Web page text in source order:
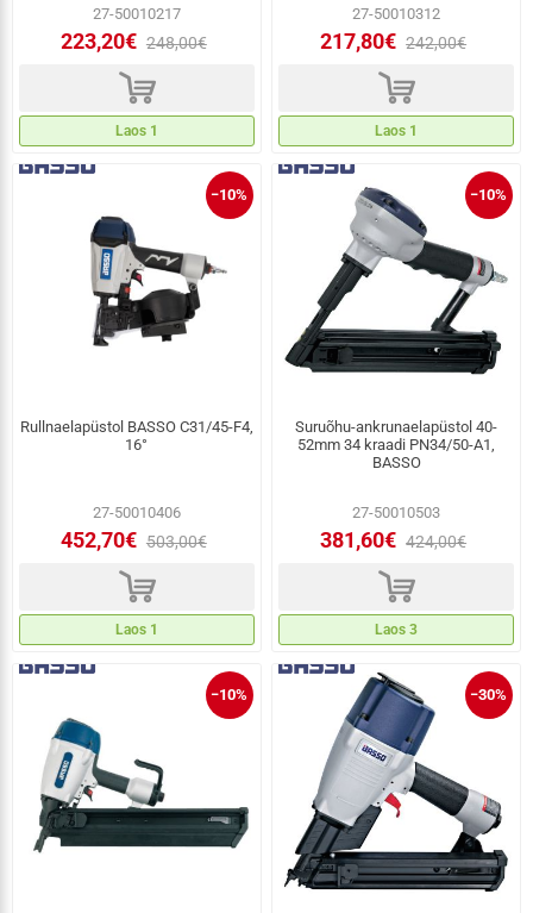
27-50010217
223,20€ 248,00€
d
Laos 1
27-50010312
217,80€ 242,00€
d
Laos 1
−10%
Rullnaelapüstol BASSO C31/45-F4,
16°
27-50010406
452,70€ 503,00€
d
Laos 1
−10%
Suruõhu-ankrunaelapüstol 40-
52mm 34 kraadi PN34/50-A1,
BASSO
27-50010503
381,60€ 424,00€
d
Laos 3
−10% −30%